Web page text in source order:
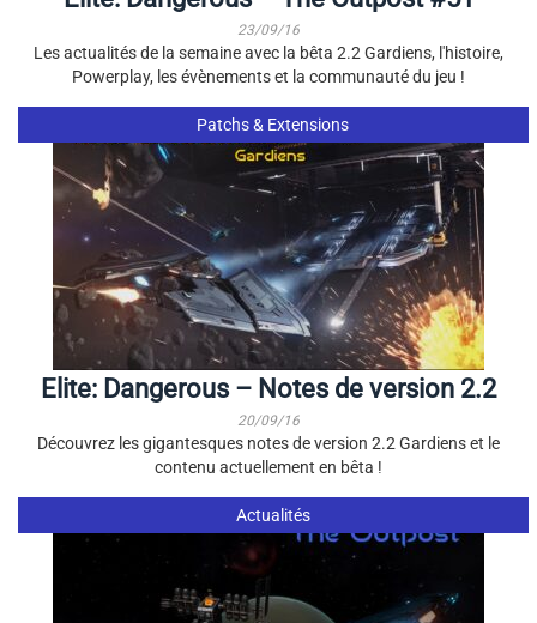
23/09/16
Les actualités de la semaine avec la bêta 2.2 Gardiens, l'histoire,
Powerplay, les évènements et la communauté du jeu !
Patchs & Extensions
Elite: Dangerous – Notes de version 2.2
20/09/16
Découvrez les gigantesques notes de version 2.2 Gardiens et le
contenu actuellement en bêta !
Actualités